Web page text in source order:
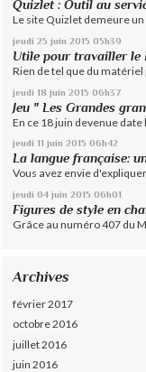
Quizlet : Outil au
Le site Quizlet demeure
jeudi 25 juin 2015 05h39
Utile pour travailler le
Rien de tel que du
jeudi 18 juin 2015 06h37
Jeu " Les Grandes
En ce 18 juin devenue date
jeudi 11 juin 2015 06h42
La langue française:
Vous avez envie
jeudi 04 juin 2015 06h01
Figures de style en
Grâce au numéro 407 du
Archives
février 2017
octobre 2016
juillet 2016
juin 2016